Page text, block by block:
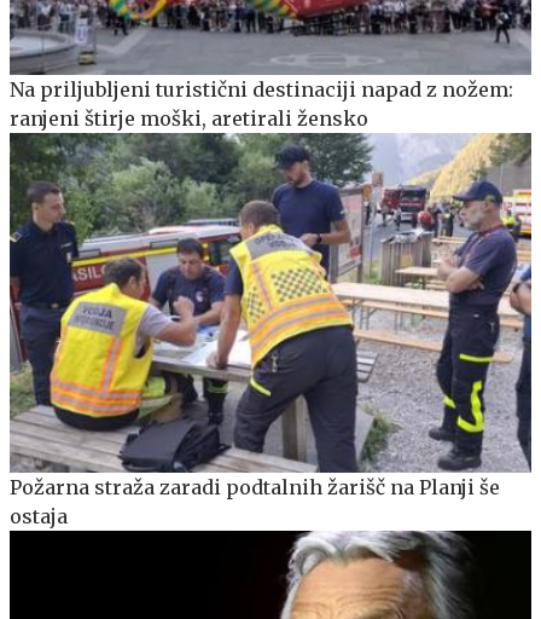
Na priljubljeni turistični destinaciji napad z nožem:
ranjeni štirje moški, aretirali žensko
Požarna straža zaradi podtalnih žarišč na Planji še
ostaja